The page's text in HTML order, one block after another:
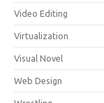
Video Editing
Virtualization
Visual Novel
Web Design